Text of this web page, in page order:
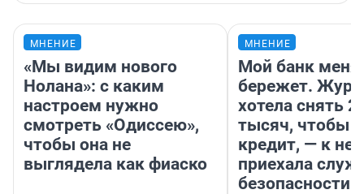
МНЕНИЕ
«Мы видим нового
Нолана»: с каким
настроем нужно
смотреть «Одиссею»,
чтобы она не
выглядела как фиаско
МНЕНИЕ
Мой банк меня
бережет.
хотела снять
тысяч, чтобы
кредит, — к
приехала
безопасности